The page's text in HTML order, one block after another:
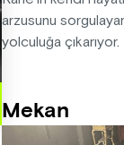
arzusunu
yolculuğa çıkarıyor.
Mekan